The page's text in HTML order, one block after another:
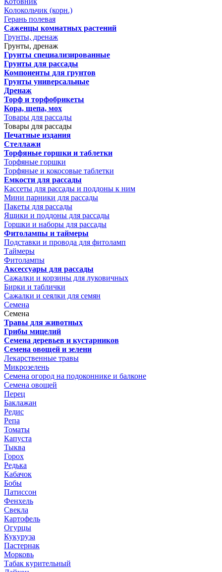
Колокольчик (корн.)
Герань полевая
Саженцы комнатных растений
Грунты, дренаж
Грунты, дренаж
Грунты специализированные
Грунты для рассады
Компоненты для грунтов
Грунты универсальные
Дренаж
Торф и торфобрикеты
Кора, щепа, мох
Товары для рассады
Товары для рассады
Печатные издания
Стеллажи
Торфяные горшки и таблетки
Торфяные горшки
Торфяные и кокосовые таблетки
Емкости для рассады
Кассеты для рассады и поддоны к ним
Мини парники для рассады
Пакеты для рассады
Ящики и поддоны для рассады
Горшки и наборы для рассады
Фитолампы и таймеры
Подставки и провода для фитоламп
Таймеры
Фитолампы
Аксессуары для рассады
Сажалки и корзины для луковичных
Бирки и таблички
Сажалки и сеялки для семян
Семена
Семена
Травы для животных
Грибы мицелий
Семена деревьев и кустарников
Семена овощей и зелени
Лекарственные травы
Микрозелень
Семена огород на подоконнике и балконе
Семена овощей
Перец
Баклажан
Редис
Репа
Томаты
Капуста
Тыква
Горох
Редька
Кабачок
Бобы
Патиссон
Фенхель
Свекла
Картофель
Огурцы
Кукуруза
Пастернак
Морковь
Табак курительный